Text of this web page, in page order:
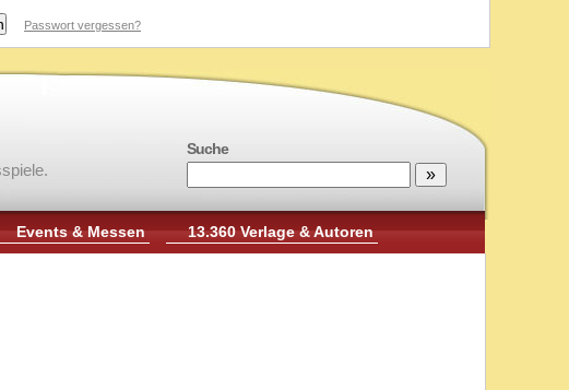
Passwort vergessen?
Suche
Events & Messen 13.360 Verlage & Autoren